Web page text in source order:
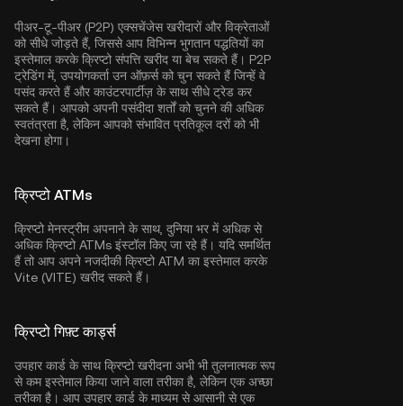
पीअर-टू-पीअर (P2P) एक्सचेंजेस खरीदारों और विक्रेताओं
को सीधे जोड़ते हैं, जिससे आप विभिन्न भुगतान पद्धतियों का
इस्तेमाल करके क्रिप्टो संपत्ति खरीद या बेच सकते हैं। P2P
ट्रेडिंग में, उपयोगकर्ता उन ऑफ़र्स को चुन सकते हैं जिन्हें वे
पसंद करते हैं और काउंटरपार्टीज़ के साथ सीधे ट्रेड कर
सकते हैं। आपको अपनी पसंदीदा शर्तों को चुनने की अधिक
स्वतंत्रता है, लेकिन आपको संभावित प्रतिकूल दरों को भी
देखना होगा।
क्रिप्टो ATMs
क्रिप्टो मेनस्ट्रीम अपनाने के साथ, दुनिया भर में अधिक से
अधिक क्रिप्टो ATMs इंस्टॉल किए जा रहे हैं। यदि समर्थित
हैं तो आप अपने नजदीकी क्रिप्टो ATM का इस्तेमाल करके
Vite (VITE) खरीद सकते हैं।
क्रिप्टो गिफ़्ट कार्ड्स
उपहार कार्ड के साथ क्रिप्टो खरीदना अभी भी तुलनात्मक रूप
से कम इस्तेमाल किया जाने वाला तरीका है, लेकिन एक अच्छा
तरीका है। आप उपहार कार्ड के माध्यम से आसानी से एक